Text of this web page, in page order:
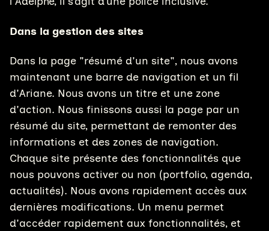
Dans la gestion des sites
Dans la page "résumé d'un site", nous avons
maintenant une barre de navigation et un fil
d'Ariane. Nous avons un titre et une zone
d'action. Nous finissons aussi la page par un
résumé du site, permettant de remonter des
informations et des zones de navigation.
Chaque site présente des fonctionnalités que
nous pouvons activer ou non (portfolio, agenda,
actualités). Nous avons rapidement accès aux
dernières modifications. Un menu permet
d'accéder rapidement aux fonctionnalités, et